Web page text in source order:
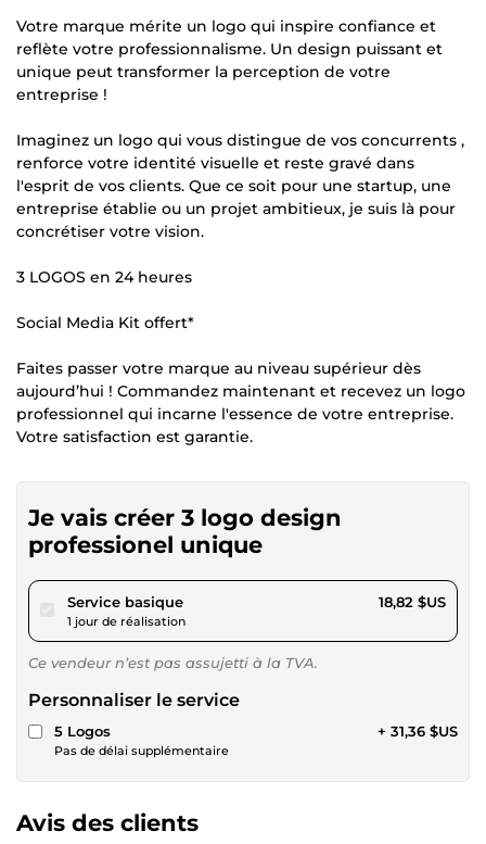
Votre marque mérite un logo qui inspire confiance et
reflète votre professionnalisme. Un design puissant et
unique peut transformer la perception de votre
entreprise !
Imaginez un logo qui vous distingue de vos concurrents ,
renforce votre identité visuelle et reste gravé dans
l'esprit de vos clients. Que ce soit pour une startup, une
entreprise établie ou un projet ambitieux, je suis là pour
concrétiser votre vision.
3 LOGOS en 24 heures
Social Media Kit offert*
Faites passer votre marque au niveau supérieur dès
aujourd’hui ! Commandez maintenant et recevez un logo
professionnel qui incarne l'essence de votre entreprise.
Votre satisfaction est garantie.
Je vais créer 3 logo design
professionel unique
Service basiquepour 17,34 $US
1 jour de réalisation
18,82 $US
Ce vendeur n’est pas assujetti à la TVA.
Personnaliser le service
5 Logos
Pas de délai supplémentaire
+ 31,36 $US
Avis des clients